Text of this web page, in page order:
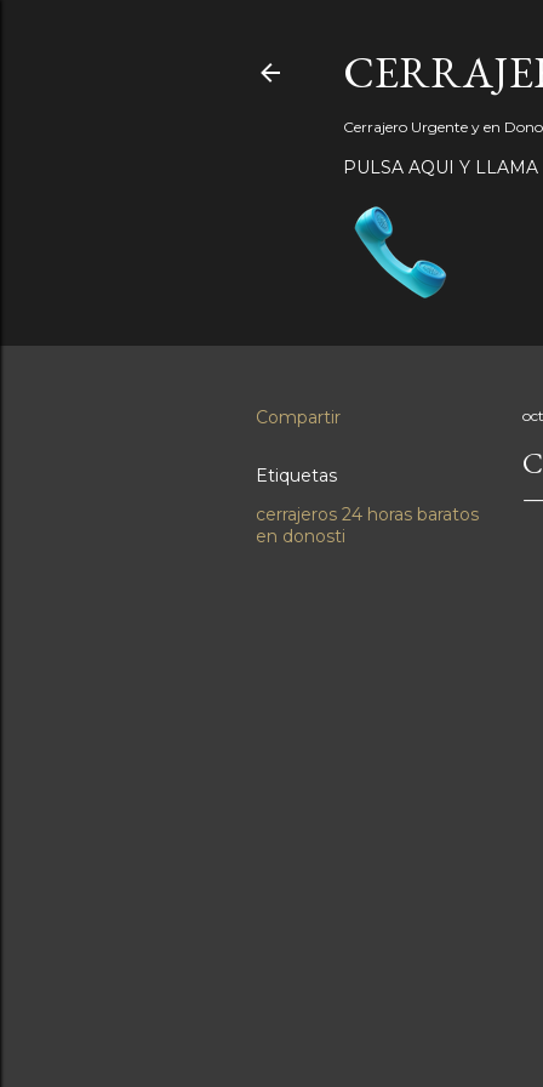
Cerrajero Urgente y en
PULSA AQUI Y
Compartir
Etiquetas
cerrajeros 24 horas baratos
en donosti